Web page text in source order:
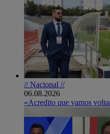
// Nacional //
06.08.2026
«Acredito que vamos